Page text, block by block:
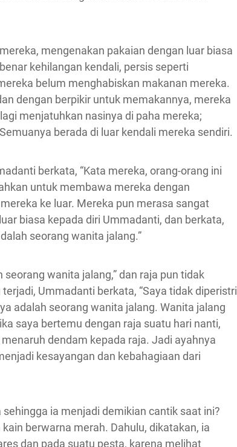
mengenakan pakaian dengan luar biasa
kehilangan kendali, persis seperti
belum menghabiskan makanan mereka.
dengan berpikir untuk memakannya, mereka
menjatuhkan nasinya di paha mereka;
berada di luar kendali mereka sendiri.
berkata, “Kata mereka, orang-orang ini
untuk membawa mereka dengan
ke luar. Mereka pun merasa sangat
biasa kepada diri Ummadanti, dan berkata,
seorang wanita jalang.”
wanita jalang,” dan raja pun tidak
Ummadanti berkata, “Saya tidak diperistri
adalah seorang wanita jalang. Wanita jalang
saya bertemu dengan raja suatu hari nanti,
dendam kepada raja. Jadi ayahnya
kesayangan dan kebahagiaan dari
ia menjadi demikian cantik saat ini?
berwarna merah. Dahulu, dikatakan, ia
dan pada suatu pesta, karena melihat